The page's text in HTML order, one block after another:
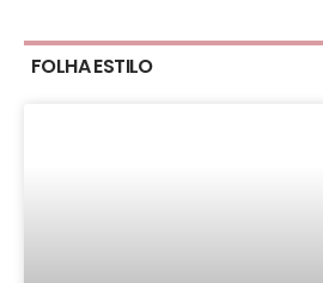
FOLHA ESTILO